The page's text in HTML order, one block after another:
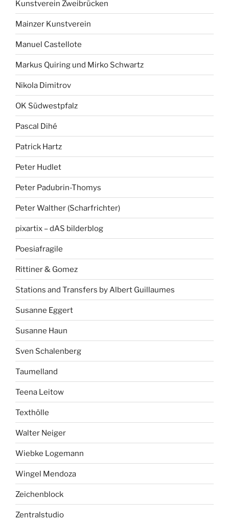
Kunstverein Zweibrücken
Mainzer Kunstverein
Manuel Castellote
Markus Quiring und Mirko Schwartz
Nikola Dimitrov
OK Südwestpfalz
Pascal Dihé
Patrick Hartz
Peter Hudlet
Peter Padubrin-Thomys
Peter Walther (Scharfrichter)
pixartix – dAS bilderblog
Poesiafragile
Rittiner & Gomez
Stations and Transfers by Albert Guillaumes
Susanne Eggert
Susanne Haun
Sven Schalenberg
Taumelland
Teena Leitow
Texthölle
Walter Neiger
Wiebke Logemann
Wingel Mendoza
Zeichenblock
Zentralstudio